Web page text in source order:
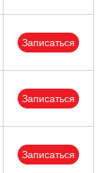
Записаться
Записаться
Записаться